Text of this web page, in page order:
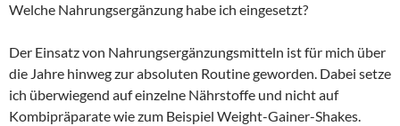
Welche Nahrungsergänzung habe ich eingesetzt?
Der Einsatz von Nahrungsergänzungsmitteln ist für mich über
die Jahre hinweg zur absoluten Routine geworden. Dabei setze
ich überwiegend auf einzelne Nährstoffe und nicht auf
Kombipräparate wie zum Beispiel Weight-Gainer-Shakes.